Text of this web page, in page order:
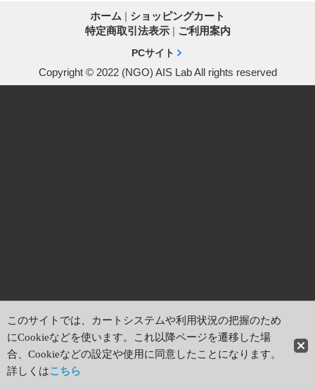
ホーム | ショッピングカート
特定商取引法表示 | ご利用案内
PCサイト
Copyright © 2022 (NGO) AIS Lab All rights reserved
このサイトでは、カートシステムや利用状況の把握のため
にCookieなどを使います。これ以降ページを遷移した場
合、Cookieなどの設定や使用に同意したことになります。
詳しくはこちら